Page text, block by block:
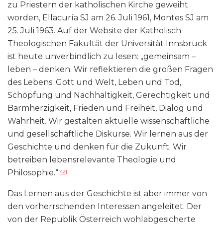
zu Priestern der katholischen Kirche geweiht
worden, Ellacuría SJ am 26. Juli 1961, Montes SJ am
25. Juli 1963. Auf der Website der Katholisch
Theologischen Fakultät der Universität Innsbruck
ist heute unverbindlich zu lesen: „gemeinsam –
leben – denken. Wir reflektieren die großen Fragen
des Lebens: Gott und Welt, Leben und Tod,
Schöpfung und Nachhaltigkeit, Gerechtigkeit und
Barmherzigkeit, Frieden und Freiheit, Dialog und
Wahrheit. Wir gestalten aktuelle wissenschaftliche
und gesellschaftliche Diskurse. Wir lernen aus der
Geschichte und denken für die Zukunft. Wir
betreiben lebensrelevante Theologie und
Philosophie.“[42]
Das Lernen aus der Geschichte ist aber immer von
den vorherrschenden Interessen angeleitet. Der
von der Republik Österreich wohlabgesicherte